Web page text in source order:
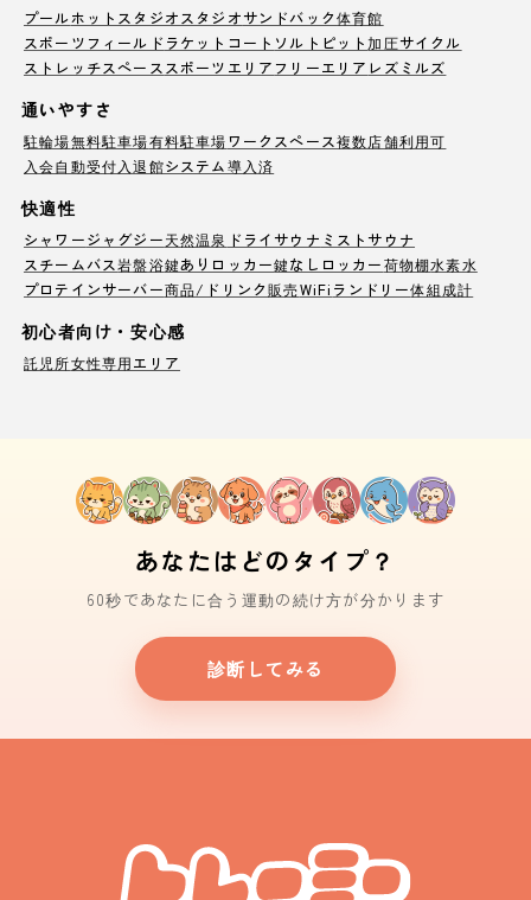
プールホットスタジオスタジオサンドバック体育館
スポーツフィールド ラケットコート ソルトピット加圧サイクル
ストレッチスペーススポーツエリア フリーエリア レズミルズ
通いやすさ
駐輪場無料駐車場有料駐車場ワークスペース複数店舗利用可
入会自動受付入退館システム導入済
快適性
シャワージャグジー天然温泉 ドライサウナ ミストサウナ
スチームバス岩盤浴鍵ありロッカー鍵なしロッカー荷物棚水素水
プロテインサーバー商品/ドリンク販売WiFi ランドリー体組成計
初心者向け・安心感
託児所女性専用エリア
あなたはどのタイプ？
60秒であなたに合う運動の続け方が分かります
診断してみる